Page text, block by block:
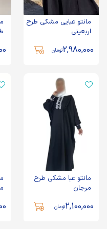
مانتو عبایی مشکی طرح
اربعینی
2,980,000تومان
مانتو عبا مشکی طرح
مرجان
2,100,000تومان